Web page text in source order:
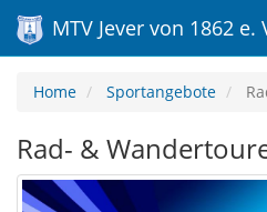
MTV Jever von 1862 e.
Home Sportangebote
Rad- &